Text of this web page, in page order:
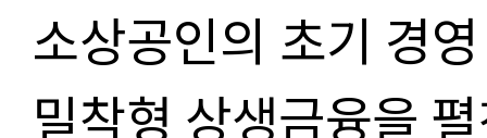
소상공인의 초기 경
밀착형 상생금융을